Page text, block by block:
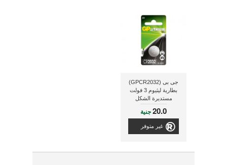
جى بى (GPCR2032)
بطارية ليثيوم 3 فولت
مستديرة الشكل
20.0جنية
غير متوفر